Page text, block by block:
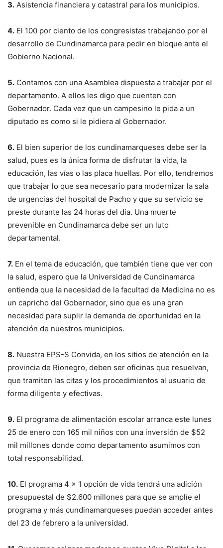
3. Asistencia financiera y catastral para los municipios.
4. El 100 por ciento de los congresistas trabajando por el
desarrollo de Cundinamarca para pedir en bloque ante el
Gobierno Nacional.
5. Contamos con una Asamblea dispuesta a trabajar por el
departamento. A ellos les digo que cuenten con
Gobernador. Cada vez que un campesino le pida a un
diputado es como si le pidiera al Gobernador.
6. El bien superior de los cundinamarqueses debe ser la
salud, pues es la única forma de disfrutar la vida, la
educación, las vías o las placa huellas. Por ello, tendremos
que trabajar lo que sea necesario para modernizar la sala
de urgencias del hospital de Pacho y que su servicio se
preste durante las 24 horas del día. Una muerte
prevenible en Cundinamarca debe ser un luto
departamental.
7. En el tema de educación, que también tiene que ver con
la salud, espero que la Universidad de Cundinamarca
entienda que la necesidad de la facultad de Medicina no es
un capricho del Gobernador, sino que es una gran
necesidad para suplir la demanda de oportunidad en la
atención de nuestros municipios.
8. Nuestra EPS-S Convida, en los sitios de atención en la
provincia de Rionegro, deben ser oficinas que resuelvan,
que tramiten las citas y los procedimientos al usuario de
forma diligente y efectivas.
9. El programa de alimentación escolar arranca este lunes
25 de enero con 165 mil niños con una inversión de $52
mil millones donde como departamento asumimos con
total responsabilidad.
10. El programa 4 x 1 opción de vida tendrá una adición
presupuestal de $2.600 millones para que se amplíe el
programa y más cundinamarqueses puedan acceder antes
del 23 de febrero a la universidad.